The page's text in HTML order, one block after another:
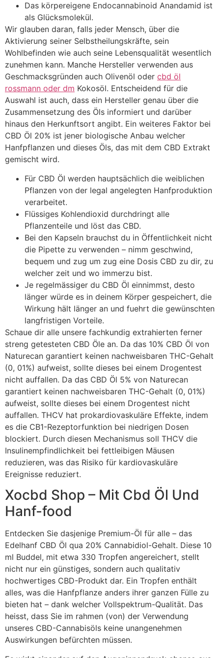
Das körpereigene Endocannabinoid Anandamid ist
als Glücksmolekül.
Wir glauben daran, falls jeder Mensch, über die
Aktivierung seiner Selbstheilungskräfte, sein
Wohlbefinden wie auch seine Lebensqualität wesentlich
zunehmen kann. Manche Hersteller verwenden aus
Geschmacksgründen auch Olivenöl oder cbd öl
rossmann oder dm Kokosöl. Entscheidend für die
Auswahl ist auch, dass ein Hersteller genau über die
Zusammensetzung des Öls informiert und darüber
hinaus den Herkunftsort angibt. Ein weiteres Faktor bei
CBD Öl 20% ist jener biologische Anbau welcher
Hanfpflanzen und dieses Öls, das mit dem CBD Extrakt
gemischt wird.
Für CBD Öl werden hauptsächlich die weiblichen
Pflanzen von der legal angelegten Hanfproduktion
verarbeitet.
Flüssiges Kohlendioxid durchdringt alle
Pflanzenteile und löst das CBD.
Bei den Kapseln brauchst du in Öffentlichkeit nicht
die Pipette zu verwenden – nimm geschwind,
bequem und zug um zug eine Dosis CBD zu dir, zu
welcher zeit und wo immerzu bist.
Je regelmässiger du CBD Öl einnimmst, desto
länger würde es in deinem Körper gespeichert, die
Wirkung hält länger an und fuehrt die gewünschten
langfristigen Vorteile.
Schaue dir alle unsere fachkundig extrahierten ferner
streng getesteten CBD Öle an. Da das 10% CBD Öl von
Naturecan garantiert keinen nachweisbaren THC-Gehalt
(0, 01%) aufweist, sollte dieses bei einem Drogentest
nicht auffallen. Da das CBD Öl 5% von Naturecan
garantiert keinen nachweisbaren THC-Gehalt (0, 01%)
aufweist, sollte dieses bei einem Drogentest nicht
auffallen. THCV hat prokardiovaskuläre Effekte, indem
es die CB1-Rezeptorfunktion bei niedrigen Dosen
blockiert. Durch diesen Mechanismus soll THCV die
Insulinempfindlichkeit bei fettleibigen Mäusen
reduzieren, was das Risiko für kardiovaskuläre
Ereignisse reduziert.
Xocbd Shop – Mit Cbd Öl Und
Hanf-food
Entdecken Sie dasjenige Premium-Öl für alle – das
Edelhanf CBD Öl qua 20% Cannabidiol-Gehalt. Diese 10
ml Buddel, mit etwa 330 Tropfen angereichert, stellt
nicht nur ein günstiges, sondern auch qualitativ
hochwertiges CBD-Produkt dar. Ein Tropfen enthält
alles, was die Hanfpflanze anders ihrer ganzen Fülle zu
bieten hat – dank welcher Vollspektrum-Qualität. Das
heisst, dass Sie im rahmen (von) der Verwendung
unseres CBD-Cannabisöls keine unangenehmen
Auswirkungen befürchten müssen.